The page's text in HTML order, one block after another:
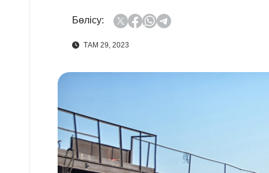
Бөлісу:
ТАМ 29, 2023